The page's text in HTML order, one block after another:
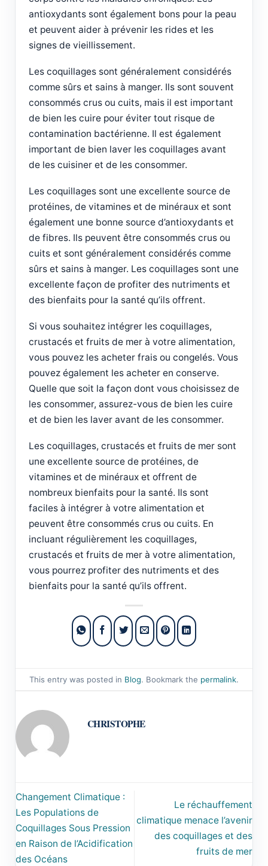
antioxydants sont également bons pour la peau
et peuvent aider à prévenir les rides et les
signes de vieillissement.
Les coquillages sont généralement considérés
comme sûrs et sains à manger. Ils sont souvent
consommés crus ou cuits, mais il est important
de bien les cuire pour éviter tout risque de
contamination bactérienne. Il est également
important de bien laver les coquillages avant
de les cuisiner et de les consommer.
Les coquillages sont une excellente source de
protéines, de vitamines et de minéraux et sont
également une bonne source d’antioxydants et
de fibres. Ils peuvent être consommés crus ou
cuits et sont généralement considérés comme
sûrs et sains à manger. Les coquillages sont une
excellente façon de profiter des nutriments et
des bienfaits pour la santé qu’ils offrent.
Si vous souhaitez intégrer les coquillages,
crustacés et fruits de mer à votre alimentation,
vous pouvez les acheter frais ou congelés. Vous
pouvez également les acheter en conserve.
Quelle que soit la façon dont vous choisissez de
les consommer, assurez-vous de bien les cuire
et de bien les laver avant de les consommer.
Les coquillages, crustacés et fruits de mer sont
une excellente source de protéines, de
vitamines et de minéraux et offrent de
nombreux bienfaits pour la santé. Ils sont
faciles à intégrer à votre alimentation et
peuvent être consommés crus ou cuits. En
incluant régulièrement les coquillages,
crustacés et fruits de mer à votre alimentation,
vous pourrez profiter des nutriments et des
bienfaits pour la santé qu’ils offrent.
This entry was posted in Blog. Bookmark the permalink.
CHRISTOPHE
Changement Climatique :
Les Populations de
Coquillages Sous Pression
en Raison de l’Acidification
des Océans
Le réchauffement
climatique menace l’avenir
des coquillages et des
fruits de mer